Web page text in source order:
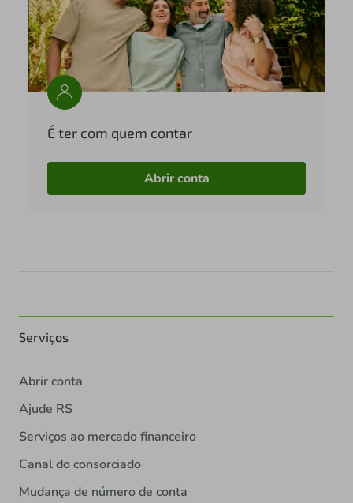
É ter com quem contar
Abrir conta
Serviços
Abrir conta
Ajude RS
Serviços ao mercado financeiro
Canal do consorciado
Mudança de número de conta